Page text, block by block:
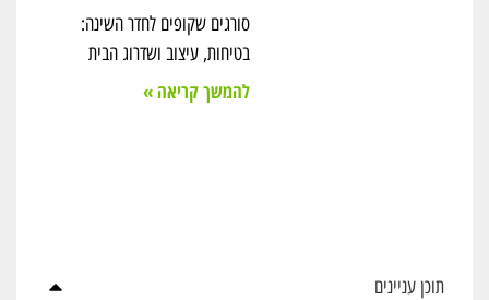
סורגים שקופים לחדר השינה:
בטיחות, עיצוב ושדרוג הבית
להמשך קריאה »
תוכן עניינים